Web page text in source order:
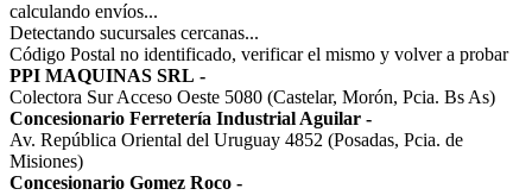
calculando envíos...
Detectando sucursales cercanas...
Código Postal no identificado, verificar el mismo y volver a probar
PPI MAQUINAS SRL -
Colectora Sur Acceso Oeste 5080 (Castelar, Morón, Pcia. Bs As)
Concesionario Ferretería Industrial Aguilar -
Av. República Oriental del Uruguay 4852 (Posadas, Pcia. de
Misiones)
Concesionario Gomez Roco -